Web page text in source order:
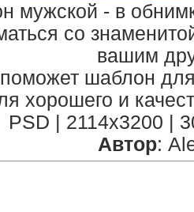
мужской - в
со
вашим
шаблон
хорошего и
PSD | 2114x3200 |
Автор: